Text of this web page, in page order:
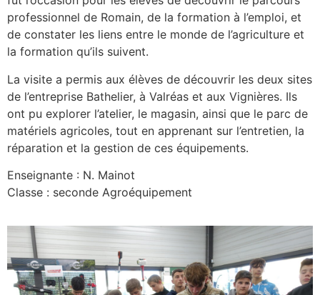
professionnel de Romain, de la formation à l’emploi, et
de constater les liens entre le monde de l’agriculture et
la formation qu’ils suivent.
La visite a permis aux élèves de découvrir les deux sites
de l’entreprise Bathelier, à Valréas et aux Vignières. Ils
ont pu explorer l’atelier, le magasin, ainsi que le parc de
matériels agricoles, tout en apprenant sur l’entretien, la
réparation et la gestion de ces équipements.
Enseignante : N. Mainot
Classe : seconde Agroéquipement